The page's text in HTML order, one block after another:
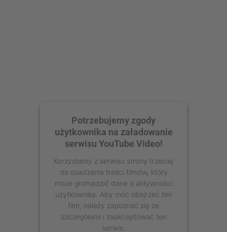
Potrzebujemy zgody
użytkownika na załadowanie
serwisu YouTube Video!
Korzystamy z serwisu strony trzeciej
do osadzania treści filmów, który
może gromadzić dane o aktywności
użytkownika. Aby móc obejrzeć ten
film, należy zapoznać się ze
szczegółami i zaakceptować ten
serwis.